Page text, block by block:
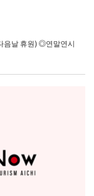
음날 휴원) ◎연말연시